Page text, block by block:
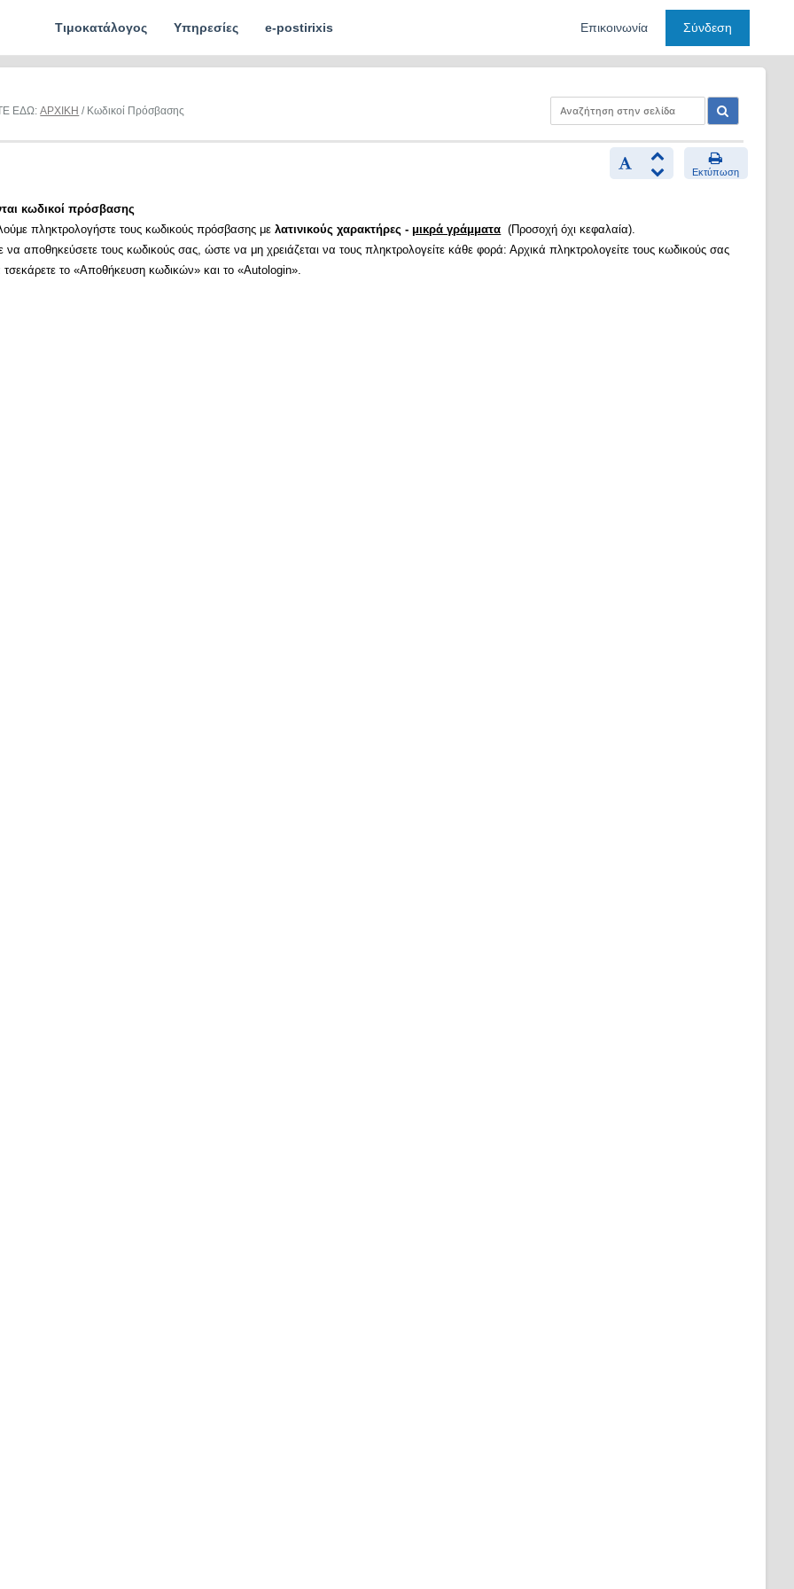
Τιμοκατάλογος Υπηρεσίες e-postirixis Επικοινωνία Σύνδεση
ΕΔΩ:ΑΡΧΙΚΗ / Κωδικοί Πρόσβασης
Εκτύπωση
κωδικοί πρόσβασης
πληκτρολογήστε τους κωδικούς πρόσβασης μελατινικούς χαρακτήρες - μικρά γράμματα (Προσοχή όχι κεφαλαία).
να αποθηκεύσετε τους κωδικούς σας, ώστε να μη χρειάζεται να τους πληκτρολογείτε κάθε φορά: Αρχικά πληκτρολογείτε τους κωδικούς σας
τσεκάρετε το «Αποθήκευση κωδικών» και το «Autologin».